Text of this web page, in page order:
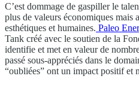
C’est dommage de gaspiller le
plus de valeurs économiques mais
esthétiques et humaines. Paleo
Tank créé avec le soutien de la
identifie et met en valeur de
passé sous-appréciés dans le
“oubliées” ont un impact positif et